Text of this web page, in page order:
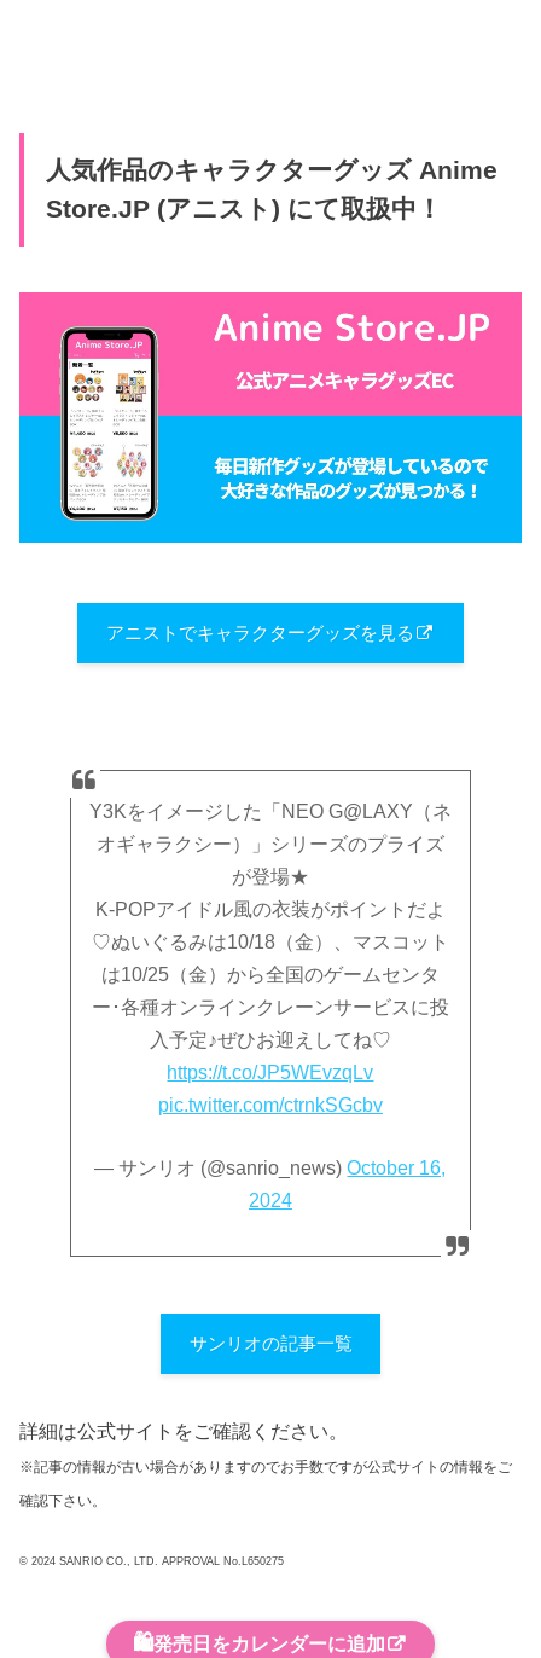
人気作品のキャラクターグッズ Anime
Store.JP (アニスト) にて取扱中！
アニストでキャラクターグッズを見る
Y3Kをイメージした「NEO G@LAXY（ネ
オギャラクシー）」シリーズのプライズ
が登場★
K-POPアイドル風の衣装がポイントだよ
♡ぬいぐるみは10/18（金）、マスコット
は10/25（金）から全国のゲームセンタ
ー･各種オンラインクレーンサービスに投
入予定♪ぜひお迎えしてね♡
https://t.co/JP5WEvzqLv
pic.twitter.com/ctrnkSGcbv
— サンリオ (@sanrio_news)October 16,
2024
サンリオの記事一覧
詳細は公式サイトをご確認ください。
※記事の情報が古い場合がありますのでお手数ですが公式サイトの情報をご
確認下さい。
© 2024 SANRIO CO., LTD. APPROVAL No.L650275
🛍️発売日をカレンダーに追加